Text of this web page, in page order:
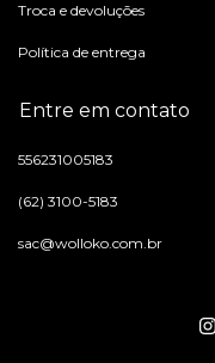
Troca e devoluções
Política de entrega
Entre em contato
556231005183
(62) 3100-5183
sac@wolloko.com.br